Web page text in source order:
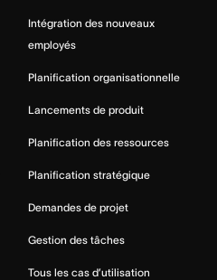
Intégration des nouveaux
employés
Planification organisationnelle
Lancements de produit
Planification des ressources
Planification stratégique
Demandes de projet
Gestion des tâches
Tous les cas d’utilisation